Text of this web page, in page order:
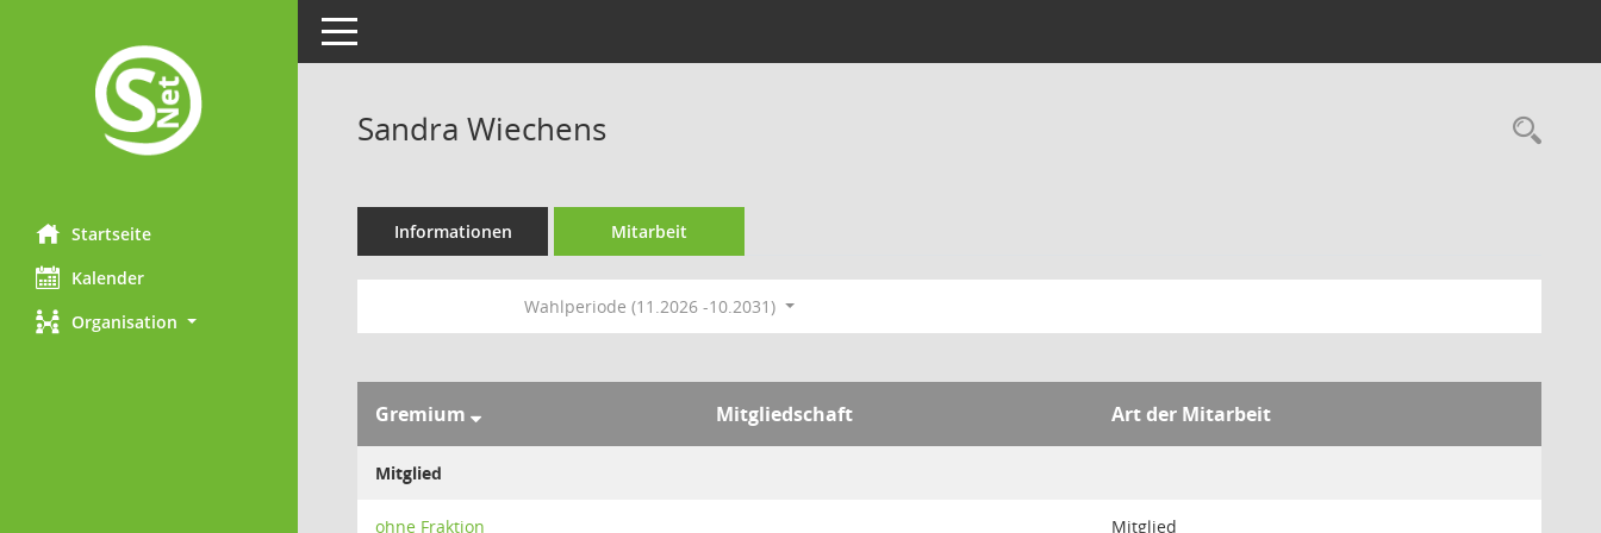
Startseite
Kalender
Organisation
Toggle navigation
Sandra Wiechens
Informationen Mitarbeit
Wahlperiode (11.2026 -10.2031)
Gremium Mitgliedschaft Art der Mitarbeit
Mitglied
ohne Fraktion Mitglied